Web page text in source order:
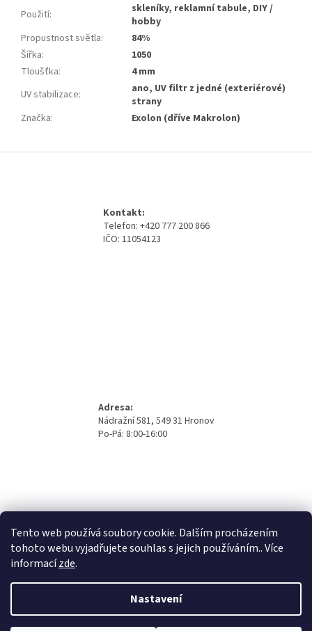
Tento web používá soubory cookie. Dalším procházením
tohoto webu vyjadřujete souhlas s jejich používáním.. Více
informacízde.
Nastavení
Použití:
skleníky, reklamní tabule, DIY /
hobby
Propustnost světla:
84%
Šířka:
1050
Tloušťka:
4 mm
UV stabilizace:
ano, UV filtr z jedné (exteriérové)
strany
Značka: Exolon (dříve Makrolon)
Kontakt:
Telefon: +420 777 200 866
IČO: 11054123
Adresa:
Nádražní 581, 549 31 Hronov
Po-Pá: 8:00-16:00
Vytvořil Shoptet